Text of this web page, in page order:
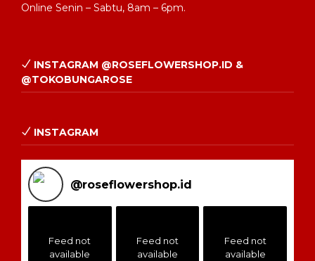
Online Senin – Sabtu, 8am – 6pm.
INSTAGRAM @ROSEFLOWERSHOP.ID &
@TOKOBUNGAROSE
INSTAGRAM
@roseflowershop.id
Feed not
available
Feed not
available
Feed not
available